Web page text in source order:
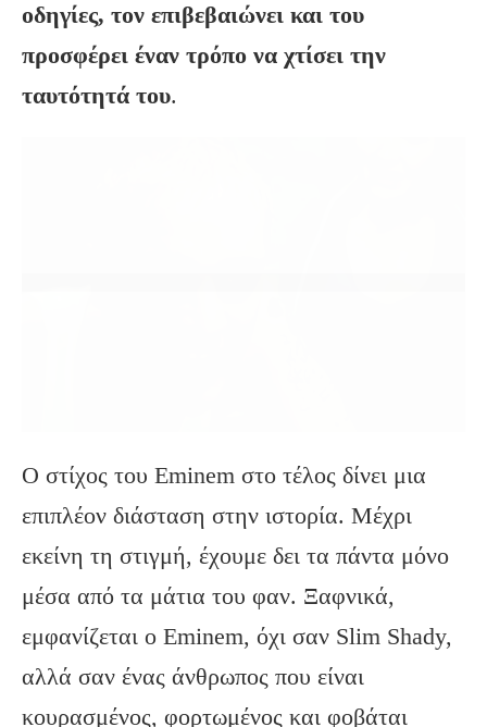
οδηγίες, τον επιβεβαιώνει και του
προσφέρει έναν τρόπο να χτίσει την
ταυτότητά του.
Ο στίχος του Eminem στο τέλος δίνει μια
επιπλέον διάσταση στην ιστορία. Μέχρι
εκείνη τη στιγμή, έχουμε δει τα πάντα μόνο
μέσα από τα μάτια του φαν. Ξαφνικά,
εμφανίζεται ο Eminem, όχι σαν Slim Shady,
αλλά σαν ένας άνθρωπος που είναι
κουρασμένος, φορτωμένος και φοβάται